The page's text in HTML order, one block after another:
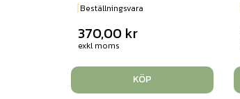
Beställningsvara
370,00 kr
exkl moms
KÖP